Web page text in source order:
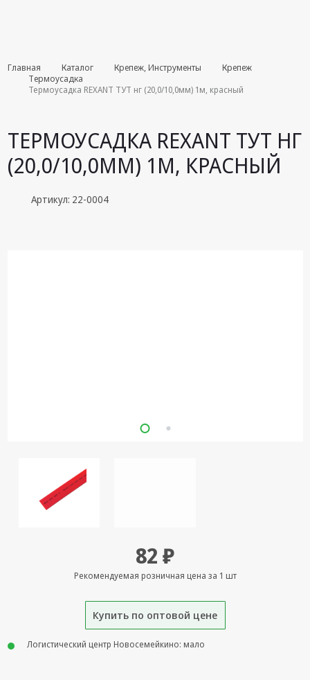
Комплекты
августа
Android TV
приставки
Сетевые
Сетевое
оборудование
аксессуары и
Аудиотехника
Крепеж,
Инструменты
Главная Каталог Крепеж, Инструменты
Крепеж
Термоусадка
Термоусадка REXANT ТУТ нг (20,0/10,0мм) 1м, красный
ТЕРМОУСАДКА REXANT ТУТ НГ
(20,0/10,0ММ) 1М, КРАСНЫЙ
Артикул: 22-0004
82 ₽
Рекомендуемая розничная цена за 1 шт
Купить по оптовой цене
Логистический центр Новосемейкино: мало